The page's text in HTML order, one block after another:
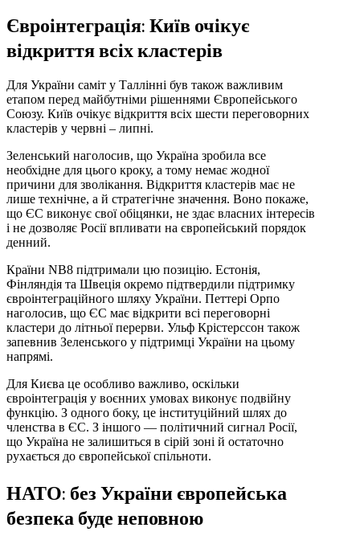
Євроінтеграція: Київ очікує
відкриття всіх кластерів
Для України саміт у Таллінні був також важливим
етапом перед майбутніми рішеннями Європейського
Союзу. Київ очікує відкриття всіх шести переговорних
кластерів у червні – липні.
Зеленський наголосив, що Україна зробила все
необхідне для цього кроку, а тому немає жодної
причини для зволікання. Відкриття кластерів має не
лише технічне, а й стратегічне значення. Воно покаже,
що ЄС виконує свої обіцянки, не здає власних інтересів
і не дозволяє Росії впливати на європейський порядок
денний.
Країни NB8 підтримали цю позицію. Естонія,
Фінляндія та Швеція окремо підтвердили підтримку
євроінтеграційного шляху України. Петтері Орпо
наголосив, що ЄС має відкрити всі переговорні
кластери до літньої перерви. Ульф Крістерссон також
запевнив Зеленського у підтримці України на цьому
напрямі.
Для Києва це особливо важливо, оскільки
євроінтеграція у воєнних умовах виконує подвійну
функцію. З одного боку, це інституційний шлях до
членства в ЄС. З іншого — політичний сигнал Росії,
що Україна не залишиться в сірій зоні й остаточно
рухається до європейської спільноти.
НАТО: без України європейська
безпека буде неповною